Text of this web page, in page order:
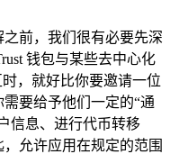
前，我们很有必要先深
钱包与某些去中心化
，就好比你要邀请一位
要给予他们一定的“通
信息、进行代币转移
允许应用在规定的范围